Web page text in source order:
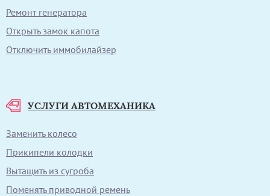
Ремонт генератора
Открыть замок капота
Отключить иммобилайзер
УСЛУГИ АВТОМЕХАНИКА
Заменить колесо
Прикипели колодки
Вытащить из сугроба
Поменять приводной ремень